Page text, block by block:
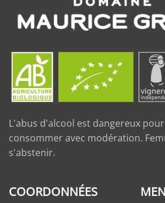
L'abus d'alcool est dangereux
consommer avec modération.
s'abstenir.
COORDONNÉES